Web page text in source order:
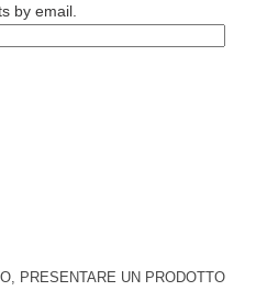
by email.
PRESENTARE UN PRODOTTO